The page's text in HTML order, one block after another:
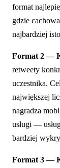
format
gdzie
najbardziej
Format 2 —
retweety
uczestnika.
największej
nagradza
usługi —
bardziej
Format 3 —